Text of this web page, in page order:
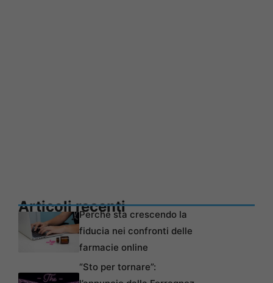
Articoli recentiPerché sta crescendo la
fiducia nei confronti delle
farmacie online
“Sto per tornare”: